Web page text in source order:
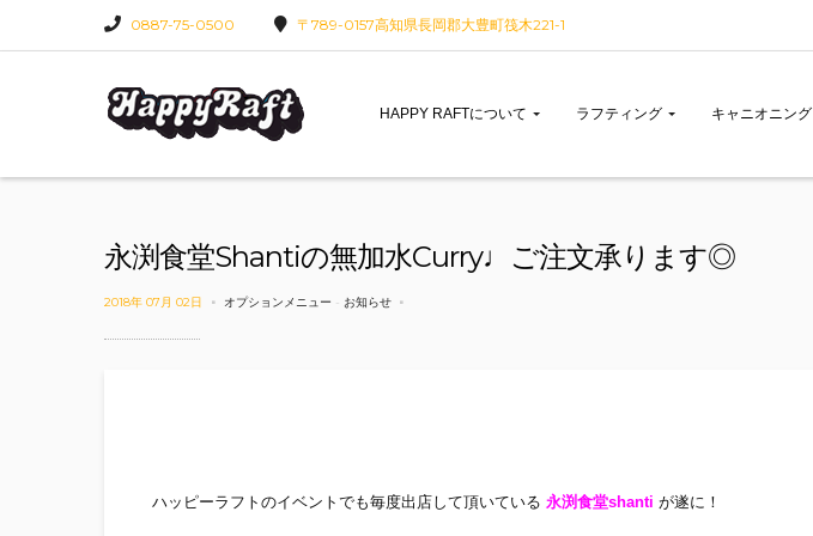
0887-75-0500 〒789-0157高知県長岡郡大豊町筏木221-1
HAPPY RAFTについて ラフティング キャニオニング
永渕食堂Shantiの無加水Curry♩ご注文承ります◎
2018年 07月 02日 オプションメニュー - お知らせ
ハッピーラフトのイベントでも毎度出店して頂いている 永渕食堂shanti が遂に！